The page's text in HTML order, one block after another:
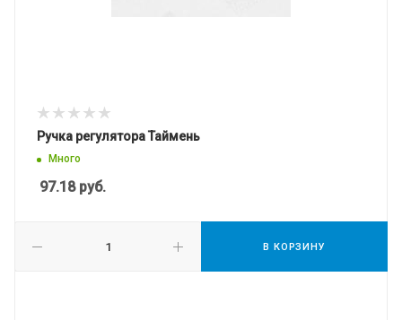
Ручка регулятора Таймень
Много
97.18руб.
В КОРЗИНУ